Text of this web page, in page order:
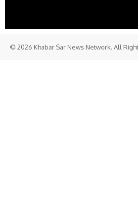
© 2026 Khabar Sar News Network. All